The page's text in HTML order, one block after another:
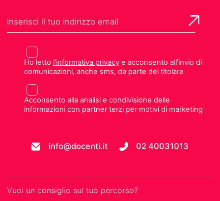
Ho letto l'informativa privacye acconsento all'invio di
comunicazioni, anche sms, da parte del titolare
Acconsento alla analisi e condivisione delle
informazioni con partner terzi per motivi di marketing
info@docenti.it 02 40031013
Vuoi un consiglio sul tuo percorso?